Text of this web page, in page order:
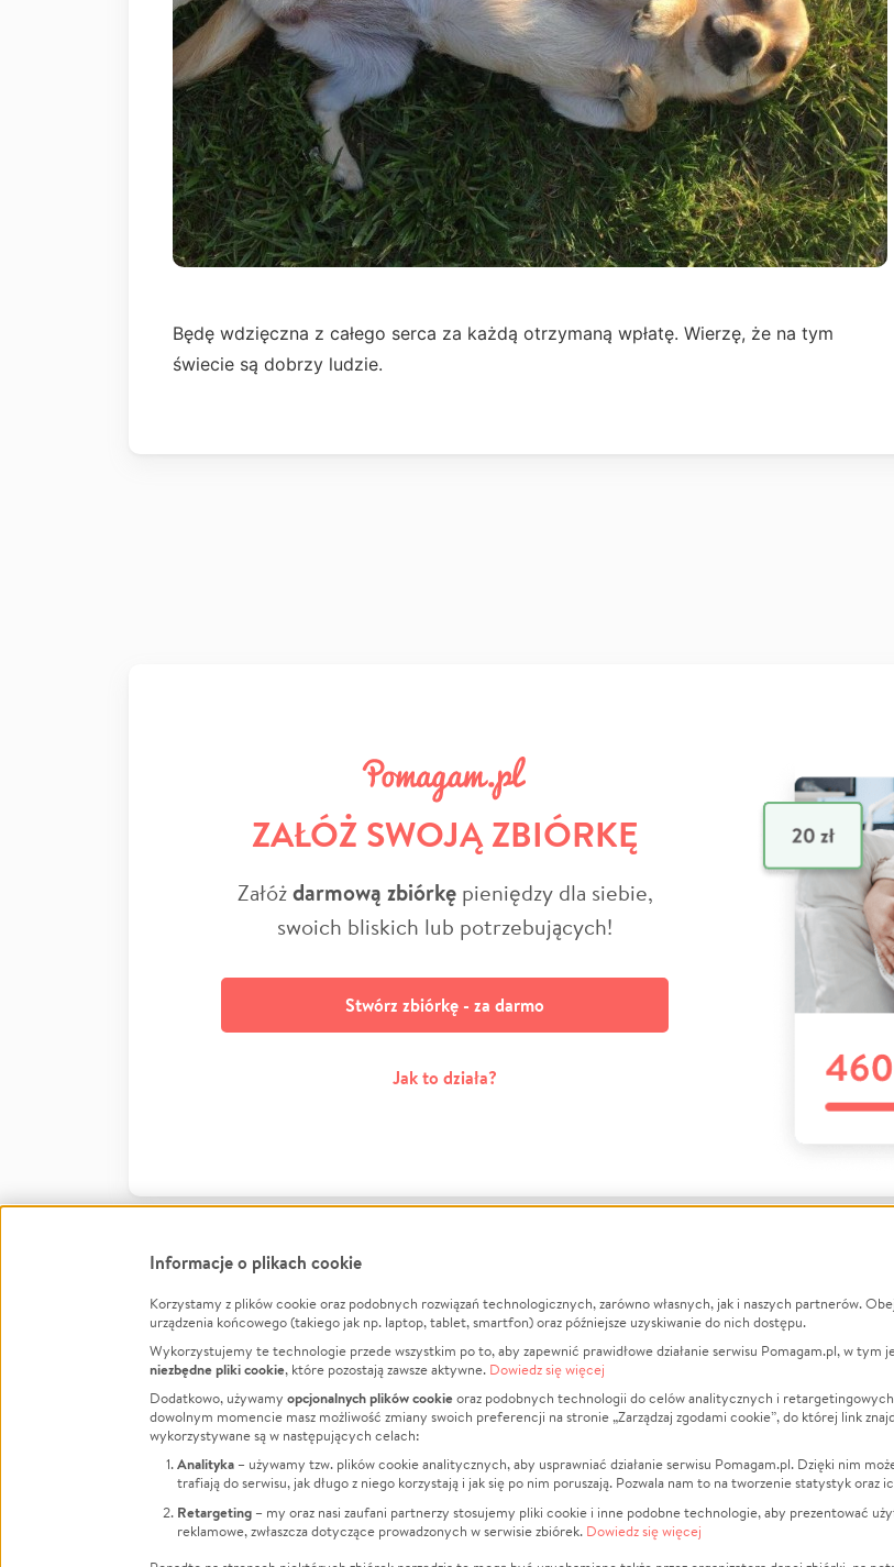
Będę wdzięczna z całego serca za każdą otrzymaną wpłatę. Wierzę, że na tym
świecie są dobrzy ludzie.
ZAŁÓŻ SWOJĄ ZBIÓRKĘ
Załóżdarmową zbiórkępieniędzy dla siebie,
swoich bliskich lub potrzebujących!
Stwórz zbiórkę - za darmo
Jak to działa?
FacebookTwitter Instagram
LinkedInTikTok Youtube
Informacje
Jak to działa?
Regulamin
Polityka Prywatności
Kontakt
Porównanie serwisów
Polityka plików cookie
Zarządzaj zgodami cookie
O nas
Opinie
Raporty
Za darmo
Dla NGO
Fundacja Pomagam.pl
Informacje o plikach cookie
Korzystamy z plików cookie oraz podobnych rozwiązań technologicznych, zarówno własnych, jak i naszych partnerów.
urządzenia końcowego (takiego jak np. laptop, tablet, smartfon) oraz późniejsze uzyskiwanie do nich dostępu.
Wykorzystujemy te technologie przede wszystkim po to, aby zapewnić prawidłowe działanie serwisu Pomagam.pl, w
niezbędne pliki cookie, które pozostają zawsze aktywne. Dowiedz się więcej
Dodatkowo, używamy opcjonalnych plików cookieoraz podobnych technologii do celów analitycznych i
dowolnym momencie masz możliwość zmiany swoich preferencji na stronie „Zarządzaj zgodami cookie”, do której link
wykorzystywane są w następujących celach:
Analityka – używamy tzw. plików cookie analitycznych, aby usprawniać działanie serwisu Pomagam.pl. Dzięki nim
trafiają do serwisu, jak długo z niego korzystają i jak się po nim poruszają. Pozwala nam to na tworzenie statystyk oraz
Retargeting – my oraz nasi zaufani partnerzy stosujemy pliki cookie i inne podobne technologie, aby prezentować
reklamowe, zwłaszcza dotyczące prowadzonych w serwisie zbiórek. Dowiedz się więcej